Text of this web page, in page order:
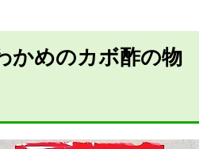
かめのカボ酢の物